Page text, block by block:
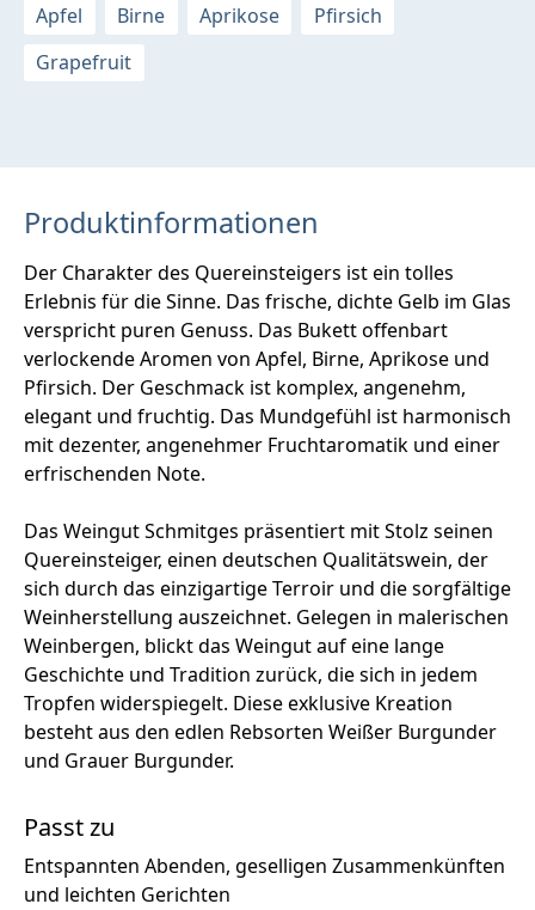
Apfel
Birne Aprikose
Pfirsich
Grapefruit
Produktinformationen
Der Charakter des Quereinsteigers ist ein tolles
Erlebnis für die Sinne. Das frische, dichte Gelb im Glas
verspricht puren Genuss. Das Bukett offenbart
verlockende Aromen von Apfel, Birne, Aprikose und
Pfirsich. Der Geschmack ist komplex, angenehm,
elegant und fruchtig. Das Mundgefühl ist harmonisch
mit dezenter, angenehmer Fruchtaromatik und einer
erfrischenden Note.
Das Weingut Schmitges präsentiert mit Stolz seinen
Quereinsteiger, einen deutschen Qualitätswein, der
sich durch das einzigartige Terroir und die sorgfältige
Weinherstellung auszeichnet. Gelegen in malerischen
Weinbergen, blickt das Weingut auf eine lange
Geschichte und Tradition zurück, die sich in jedem
Tropfen widerspiegelt. Diese exklusive Kreation
besteht aus den edlen Rebsorten Weißer Burgunder
und Grauer Burgunder.
Passt zu
Entspannten Abenden, geselligen Zusammenkünften
und leichten Gerichten